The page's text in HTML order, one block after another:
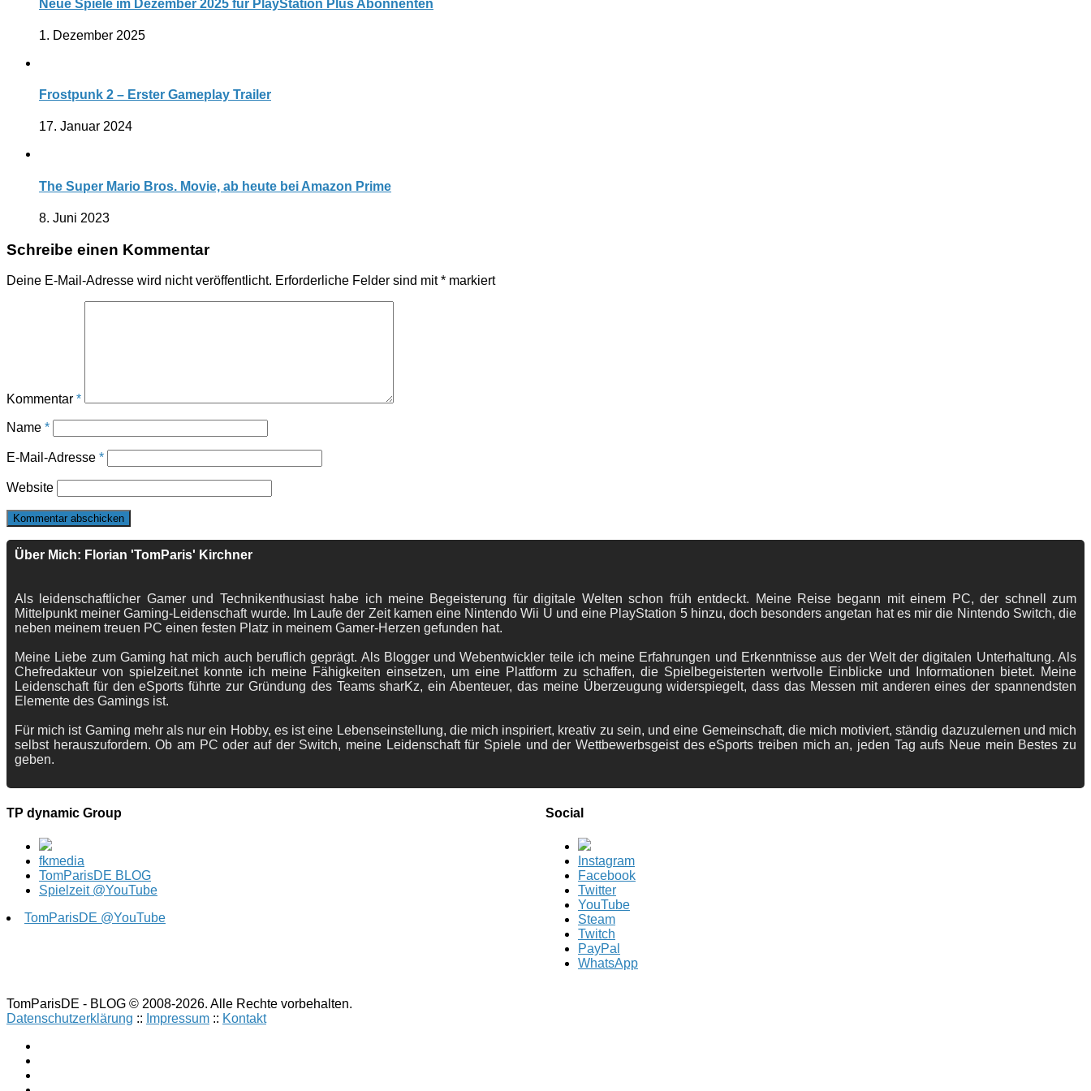
Neue Spiele im Dezember 2025 für PlayStation Plus Abonnenten
1. Dezember 2025
Frostpunk 2 – Erster Gameplay Trailer
17. Januar 2024
The Super Mario Bros. Movie, ab heute bei Amazon Prime
8. Juni 2023
Schreibe einen Kommentar
Deine E-Mail-Adresse wird nicht veröffentlicht. Erforderliche Felder sind mit* markiert
Kommentar *
Name *
E-Mail-Adresse *
Website
Über Mich: Florian 'TomParis' Kirchner
Als leidenschaftlicher Gamer und Technikenthusiast habe ich meine Begeisterung für digitale Welten schon früh entdeckt. Meine Reise begann mit einem PC, der schnell zum
Mittelpunkt meiner Gaming-Leidenschaft wurde. Im Laufe der Zeit kamen eine Nintendo Wii U und eine PlayStation 5 hinzu, doch besonders angetan hat es mir die Nintendo Switch, die
neben meinem treuen PC einen festen Platz in meinem Gamer-Herzen gefunden hat.
Meine Liebe zum Gaming hat mich auch beruflich geprägt. Als Blogger und Webentwickler teile ich meine Erfahrungen und Erkenntnisse aus der Welt der digitalen Unterhaltung. Als
Chefredakteur von spielzeit.net konnte ich meine Fähigkeiten einsetzen, um eine Plattform zu schaffen, die Spielbegeisterten wertvolle Einblicke und Informationen bietet. Meine
Leidenschaft für den eSports führte zur Gründung des Teams sharKz, ein Abenteuer, das meine Überzeugung widerspiegelt, dass das Messen mit anderen eines der spannendsten
Elemente des Gamings ist.
Für mich ist Gaming mehr als nur ein Hobby, es ist eine Lebenseinstellung, die mich inspiriert, kreativ zu sein, und eine Gemeinschaft, die mich motiviert, ständig dazuzulernen und mich
selbst herauszufordern. Ob am PC oder auf der Switch, meine Leidenschaft für Spiele und der Wettbewerbsgeist des eSports treiben mich an, jeden Tag aufs Neue mein Bestes zu
geben.
TP dynamic Group
fkmedia
TomParisDE BLOG
Spielzeit @YouTube
TomParisDE @YouTube
Social
Instagram
Facebook
Twitter
YouTube
Steam
Twitch
PayPal
WhatsApp
TomParisDE - BLOG © 2008-2026. Alle Rechte vorbehalten.
Datenschutzerklärung :: Impressum :: Kontakt